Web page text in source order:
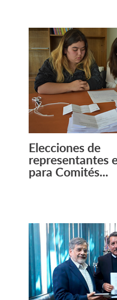
Elecciones de
representantes
para Comités...